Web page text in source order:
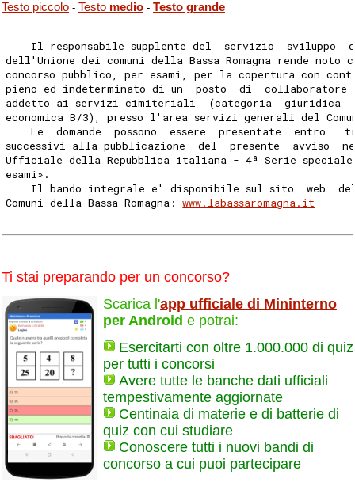
Testo piccolo - Testo medio - Testo grande
Il responsabile supplente del  servizio  sviluppo
dell'Unione dei comuni della Bassa Romagna rende
concorso pubblico, per esami, per la copertura con
pieno ed indeterminato di un  posto  di  collaboratore
addetto ai servizi cimiteriali  (categoria  giuridica
economica B/3), presso l'area servizi generali del
Le  domande  possono  essere  presentate  entro
successivi alla pubblicazione  del  presente  avviso
Ufficiale della Repubblica italiana - 4ª Serie speciale
esami».
Il bando integrale e' disponibile sul sito  web
Comuni della Bassa Romagna: www.labassaromagna.it
Ti stai preparando per un concorso?
Scarica l'app ufficiale di Mininterno
per Android e potrai:
Esercitarti con oltre 1.000.000 di quiz
per tutti i concorsi
Avere tutte le banche dati ufficiali
tempestivamente aggiornate
Centinaia di materie e di batterie di
quiz con cui studiare
Conoscere tutti i nuovi bandi di
concorso a cui puoi partecipare